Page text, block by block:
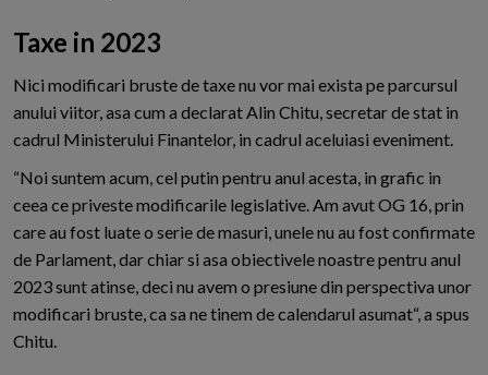
Taxe in 2023
Nici modificari bruste de taxe nu vor mai exista pe parcursul
anului viitor, asa cum a declarat Alin Chitu, secretar de stat in
cadrul Ministerului Finantelor, in cadrul aceluiasi eveniment.
“Noi suntem acum, cel putin pentru anul acesta, in grafic in
ceea ce priveste modificarile legislative. Am avut OG 16, prin
care au fost luate o serie de masuri, unele nu au fost confirmate
de Parlament, dar chiar si asa obiectivele noastre pentru anul
2023 sunt atinse, deci nu avem o presiune din perspectiva unor
modificari bruste, ca sa ne tinem de calendarul asumat“, a spus
Chitu.